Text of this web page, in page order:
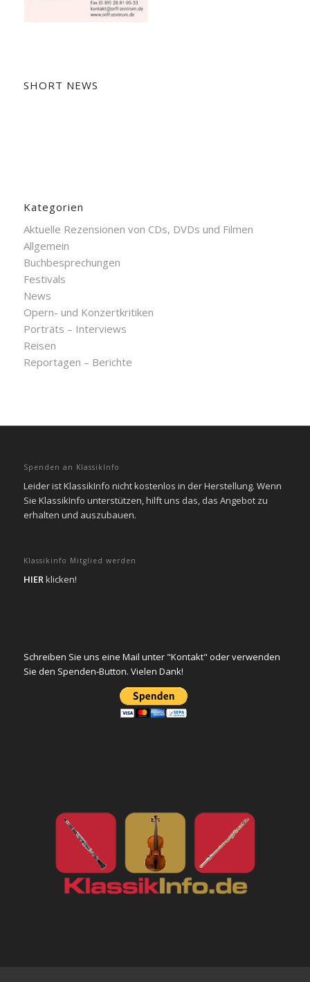
SHORT NEWS
Kategorien
Aktuelle Rezensionen von CDs, DVDs und Filmen
Allgemein
Buchbesprechungen
Festivals
News
Opern- und Konzertkritiken
Porträts – Interviews
Reisen
Reportagen – Berichte
Spenden an KlassikInfo
Leider ist KlassikInfo nicht kostenlos in der Herstellung. Wenn
Sie KlassikInfo unterstützen, hilft uns das, das Angebot zu
erhalten und auszubauen.
Klassikinfo Mitglied werden
HIERklicken!
Schreiben Sie uns eine Mail unter "Kontakt" oder verwenden
Sie den Spenden-Button. Vielen Dank!